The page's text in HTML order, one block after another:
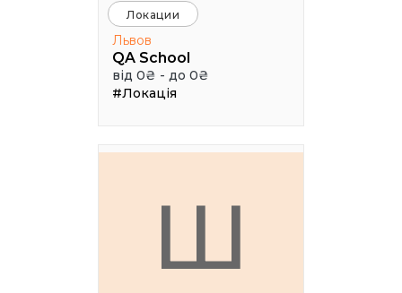
Локации
Львов
QA School
від 0₴ - до 0₴
#Локація
Ш